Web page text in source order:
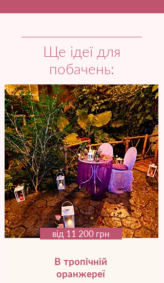
Ще ідеї для
побачень:
від 11 200 грн
В тропічній
оранжереї